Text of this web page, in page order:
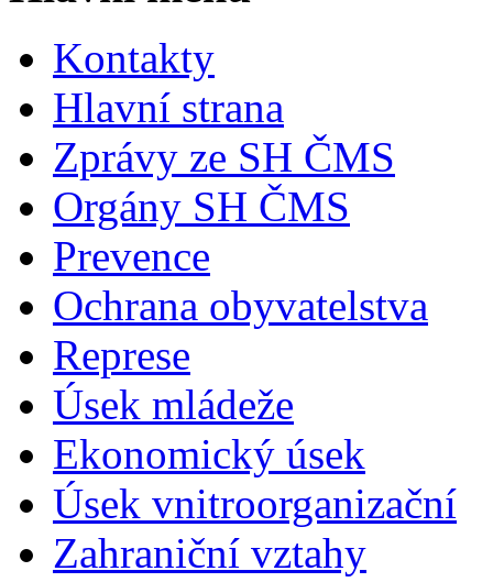
Kontakty
Hlavní strana
Zprávy ze SH ČMS
Orgány SH ČMS
Prevence
Ochrana obyvatelstva
Represe
Úsek mládeže
Ekonomický úsek
Úsek vnitroorganizační
Zahraniční vztahy